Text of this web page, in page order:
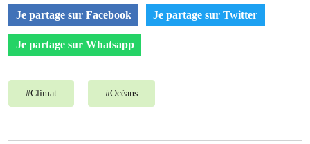
Je partage sur Facebook Je partage sur Twitter
Je partage sur Whatsapp
#Climat #Océans